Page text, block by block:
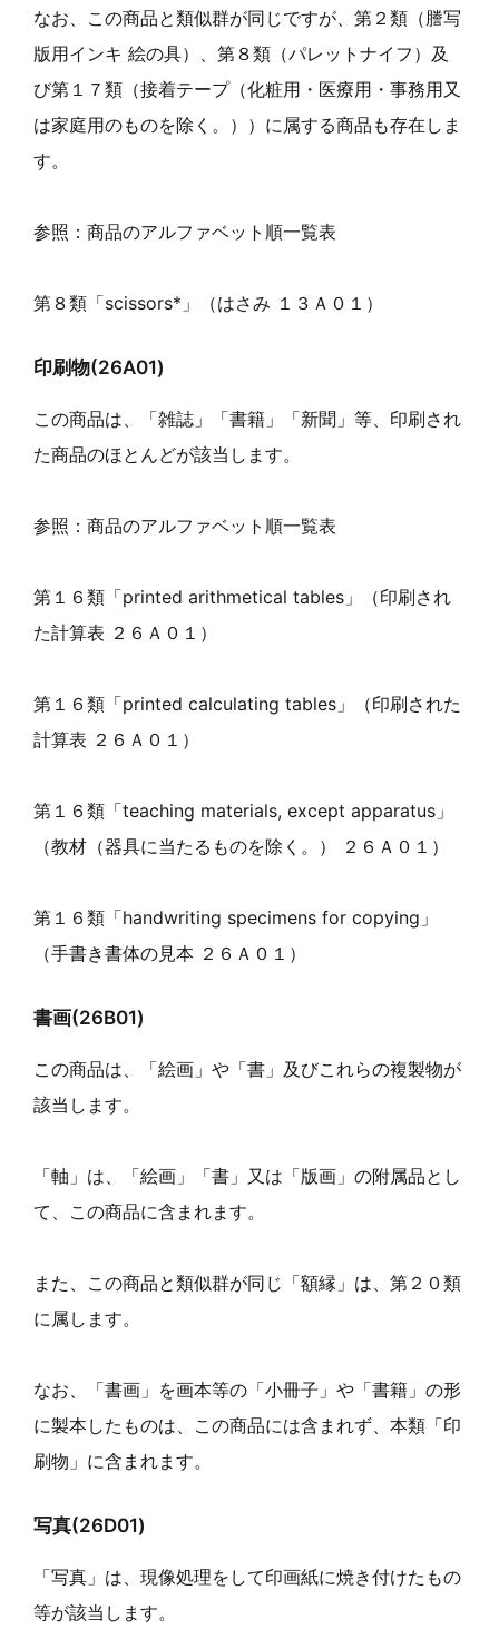
なお、この商品と類似群が同じですが、第２類（謄写
版用インキ 絵の具）、第８類（パレットナイフ）及
び第１７類（接着テープ（化粧用・医療用・事務用又
は家庭用のものを除く。））に属する商品も存在しま
す。
参照：商品のアルファベット順一覧表
第８類「scissors*」（はさみ １３Ａ０１）
印刷物(26A01)
この商品は、「雑誌」「書籍」「新聞」等、印刷され
た商品のほとんどが該当します。
参照：商品のアルファベット順一覧表
第１６類「printed arithmetical tables」（印刷され
た計算表 ２６Ａ０１）
第１６類「printed calculating tables」（印刷された
計算表 ２６Ａ０１）
第１６類「teaching materials, except apparatus」
（教材（器具に当たるものを除く。） ２６Ａ０１）
第１６類「handwriting specimens for copying」
（手書き書体の見本 ２６Ａ０１）
書画(26B01)
この商品は、「絵画」や「書」及びこれらの複製物が
該当します。
「軸」は、「絵画」「書」又は「版画」の附属品とし
て、この商品に含まれます。
また、この商品と類似群が同じ「額縁」は、第２０類
に属します。
なお、「書画」を画本等の「小冊子」や「書籍」の形
に製本したものは、この商品には含まれず、本類「印
刷物」に含まれます。
写真(26D01)
「写真」は、現像処理をして印画紙に焼き付けたもの
等が該当します。